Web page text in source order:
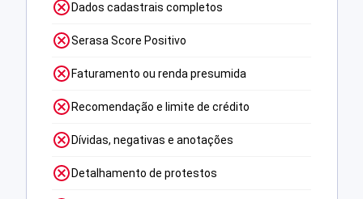
Dados cadastrais completos
Serasa Score Positivo
Faturamento ou renda presumida
Recomendação e limite de crédito
Dívidas, negativas e anotações
Detalhamento de protestos